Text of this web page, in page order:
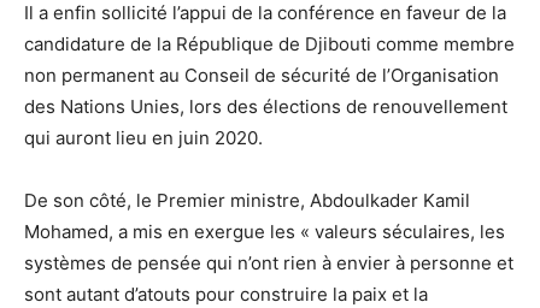
Il a enfin sollicité l’appui de la conférence en faveur de la
candidature de la République de Djibouti comme membre
non permanent au Conseil de sécurité de l’Organisation
des Nations Unies, lors des élections de renouvellement
qui auront lieu en juin 2020.
De son côté, le Premier ministre, Abdoulkader Kamil
Mohamed, a mis en exergue les « valeurs séculaires, les
systèmes de pensée qui n’ont rien à envier à personne et
sont autant d’atouts pour construire la paix et la